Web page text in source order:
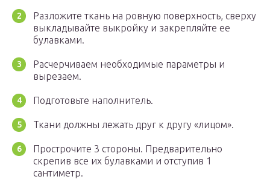
Разложите ткань на ровную поверхность, сверху
выкладывайте выкройку и закрепляйте ее
булавками.
Расчерчиваем необходимые параметры и
вырезаем.
Подготовьте наполнитель.
Ткани должны лежать друг к другу «лицом».
Прострочите 3 стороны. Предварительно
скрепив все их булавками и отступив 1
сантиметр.